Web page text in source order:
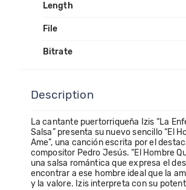
Length
File
Bitrate
Description
La cantante puertorriqueña Izis “La
Salsa” presenta su nuevo sencillo “El
Ame”, una canción escrita por el
compositor Pedro Jesús. “El Hombre
una salsa romántica que expresa el
encontrar a ese hombre ideal que la
y la valore. Izis interpreta con su